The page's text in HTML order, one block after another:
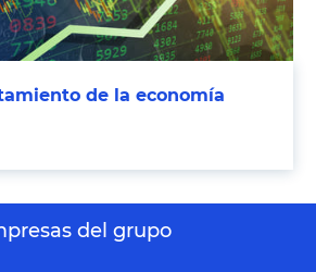
de la economía
del grupo